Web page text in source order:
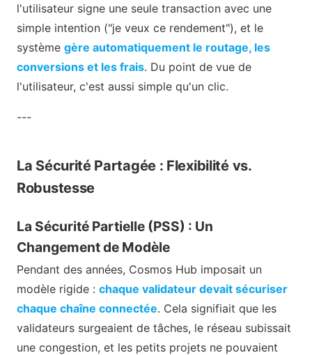
l'utilisateur signe une seule transaction avec une
simple intention ("je veux ce rendement"), et le
système gère automatiquement le routage, les
conversions et les frais. Du point de vue de
l'utilisateur, c'est aussi simple qu'un clic.
---
La Sécurité Partagée : Flexibilité vs.
Robustesse
La Sécurité Partielle (PSS) : Un
Changement de Modèle
Pendant des années, Cosmos Hub imposait un
modèle rigide : chaque validateur devait sécuriser
chaque chaîne connectée. Cela signifiait que les
validateurs surgeaient de tâches, le réseau subissait
une congestion, et les petits projets ne pouvaient